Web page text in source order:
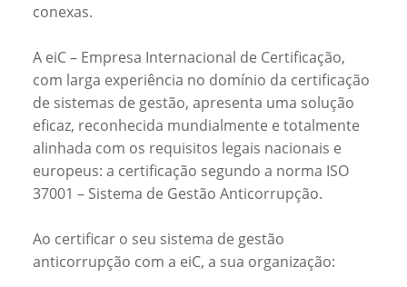
conexas.
A eiC – Empresa Internacional de Certificação,
com larga experiência no domínio da certificação
de sistemas de gestão, apresenta uma solução
eficaz, reconhecida mundialmente e totalmente
alinhada com os requisitos legais nacionais e
europeus: a certificação segundo a norma ISO
37001 – Sistema de Gestão Anticorrupção.
Ao certificar o seu sistema de gestão
anticorrupção com a eiC, a sua organização: